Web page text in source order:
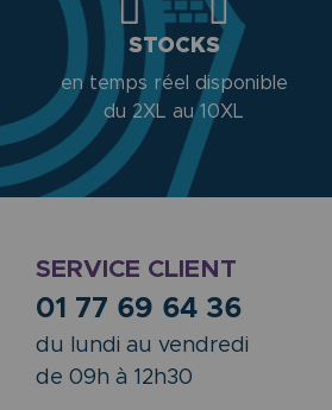
STOCKS
en temps réel disponible
du 2XL au 10XL
SERVICE CLIENT
01 77 69 64 36
du lundi au vendredi
de 09h à 12h30